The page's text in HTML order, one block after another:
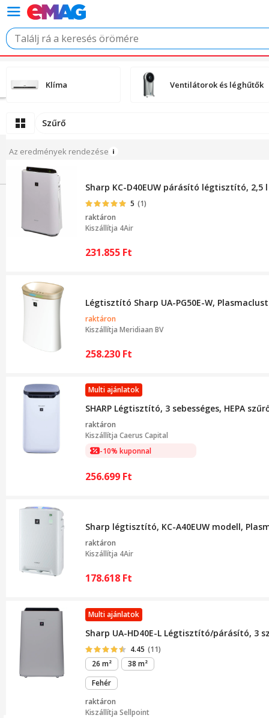
Klíma Ventilátorok és léghűtők
Szűrő
Az eredmények rendezése
Sharp KC-D40EUW párásító légtisztító, 2,5 l
5 (1)
raktáron
Kiszállítja 4Air
231.855 Ft
Légtisztító Sharp UA-PG50E-W,
raktáron
Kiszállítja Meridiaan BV
258.230 Ft
Multi ajánlatok
SHARP Légtisztító, 3 sebességes, HEPA
raktáron
Kiszállítja Caerus Capital
-10% kuponnal
256.699 Ft
Sharp légtisztító, KC-A40EUW modell,
raktáron
Kiszállítja 4Air
178.618 Ft
Multi ajánlatok
Sharp UA-HD40E-L Légtisztító/párásító, 3
4.45 (11)
26 m²
38 m²
Fehér
raktáron
Kiszállítja Sellpoint